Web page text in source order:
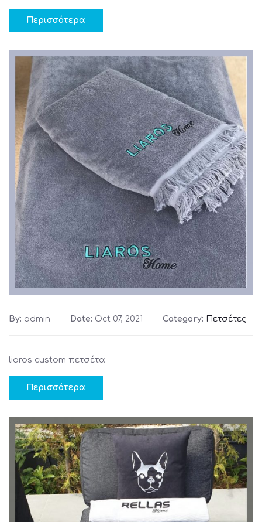
Περισσότερα
By: admin Date: Oct 07, 2021 Category: Πετσέτες
liaros custom πετσέτα
Περισσότερα